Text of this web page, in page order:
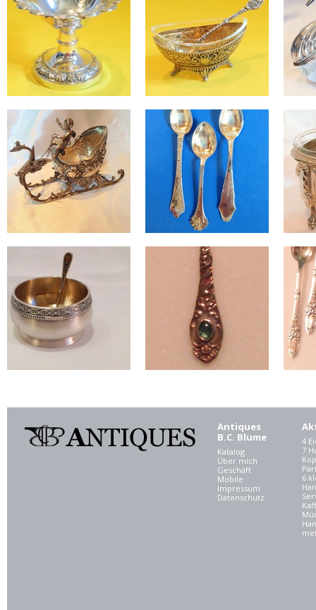
Antiques
B.C. Blume
Katalog
Über mich
Geschäft
Mobile
Impressum
Datenschutz
4
7
6